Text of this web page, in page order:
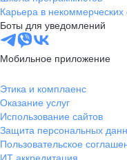
Карьера в некоммерческих
Боты для уведомлений
Мобильное приложение
Этика и комплаенс
Оказание услуг
Использование сайтов
Защита персональных
Пользовательское